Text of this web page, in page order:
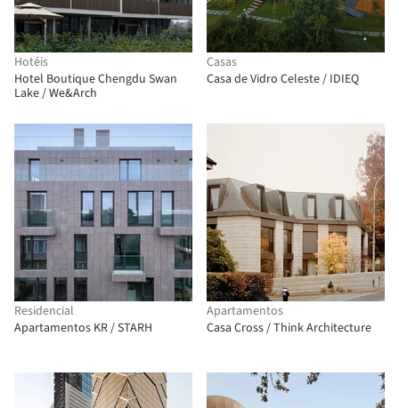
Hotéis
Hotel Boutique Chengdu Swan
Lake / We&Arch
Casas
Casa de Vidro Celeste / IDIEQ
Residencial
Apartamentos KR / STARH
Apartamentos
Casa Cross / Think Architecture